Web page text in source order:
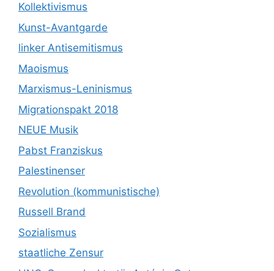
Kollektivismus
Kunst-Avantgarde
linker Antisemitismus
Maoismus
Marxismus-Leninismus
Migrationspakt 2018
NEUE Musik
Pabst Franziskus
Palestinenser
Revolution (kommunistische)
Russell Brand
Sozialismus
staatliche Zensur